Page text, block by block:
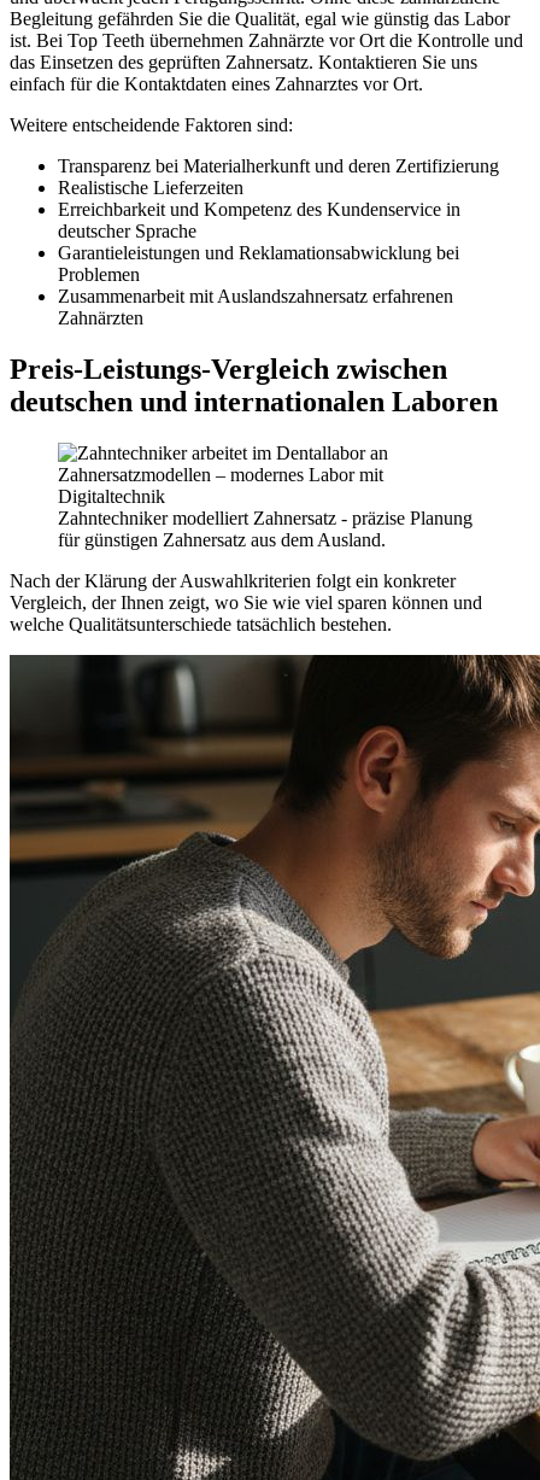
Begleitung gefährden Sie die Qualität, egal wie günstig das Labor
ist. Bei Top Teeth übernehmen Zahnärzte vor Ort die Kontrolle und
das Einsetzen des geprüften Zahnersatz. Kontaktieren Sie uns
einfach für die Kontaktdaten eines Zahnarztes vor Ort.
Weitere entscheidende Faktoren sind:
Transparenz bei Materialherkunft und deren Zertifizierung
Realistische Lieferzeiten
Erreichbarkeit und Kompetenz des Kundenservice in
deutscher Sprache
Garantieleistungen und Reklamationsabwicklung bei
Problemen
Zusammenarbeit mit Auslandszahnersatz erfahrenen
Zahnärzten
Preis-Leistungs-Vergleich zwischen
deutschen und internationalen Laboren
Zahntechniker modelliert Zahnersatz - präzise Planung
für günstigen Zahnersatz aus dem Ausland.
Nach der Klärung der Auswahlkriterien folgt ein konkreter
Vergleich, der Ihnen zeigt, wo Sie wie viel sparen können und
welche Qualitätsunterschiede tatsächlich bestehen.